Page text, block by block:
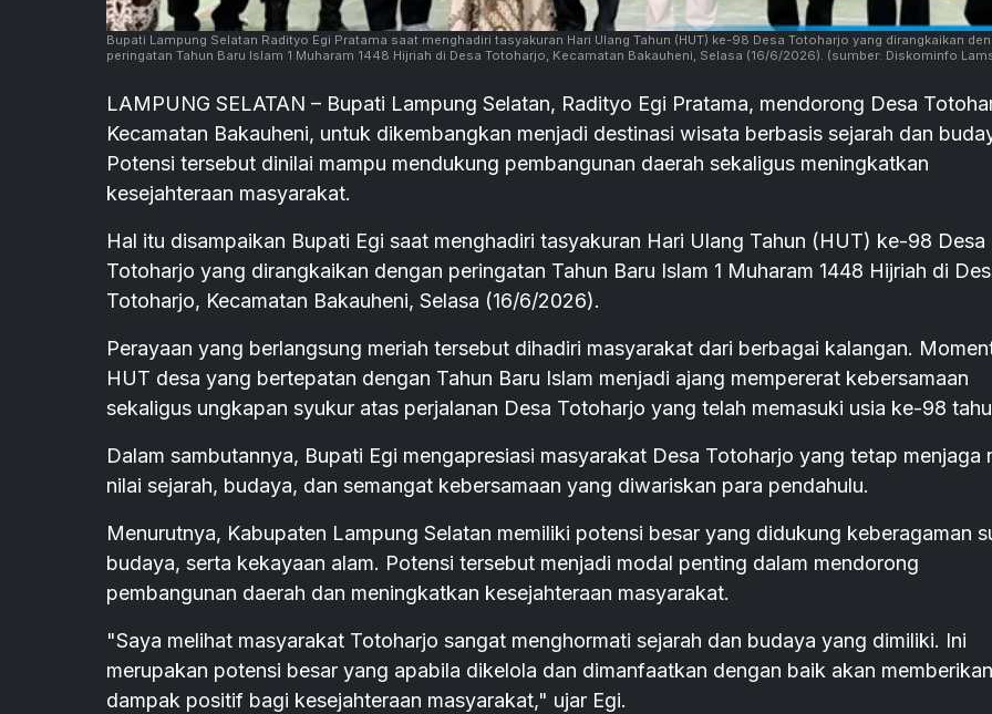
Bupati Lampung Selatan Radityo Egi Pratama saat menghadiri tasyakuran Hari Ulang Tahun (HUT) ke-98 Desa Totoharjo yang dirangkaikan
peringatan Tahun Baru Islam 1 Muharam 1448 Hijriah di Desa Totoharjo, Kecamatan Bakauheni, Selasa (16/6/2026). (sumber: Diskominfo
LAMPUNG SELATAN – Bupati Lampung Selatan, Radityo Egi Pratama, mendorong Desa
Kecamatan Bakauheni, untuk dikembangkan menjadi destinasi wisata berbasis sejarah dan
Potensi tersebut dinilai mampu mendukung pembangunan daerah sekaligus meningkatkan
kesejahteraan masyarakat.
Hal itu disampaikan Bupati Egi saat menghadiri tasyakuran Hari Ulang Tahun (HUT) ke-98 Desa
Totoharjo yang dirangkaikan dengan peringatan Tahun Baru Islam 1 Muharam 1448 Hijriah di
Totoharjo, Kecamatan Bakauheni, Selasa (16/6/2026).
Perayaan yang berlangsung meriah tersebut dihadiri masyarakat dari berbagai kalangan.
HUT desa yang bertepatan dengan Tahun Baru Islam menjadi ajang mempererat kebersamaan
sekaligus ungkapan syukur atas perjalanan Desa Totoharjo yang telah memasuki usia ke-98
Dalam sambutannya, Bupati Egi mengapresiasi masyarakat Desa Totoharjo yang tetap menjaga
nilai sejarah, budaya, dan semangat kebersamaan yang diwariskan para pendahulu.
Menurutnya, Kabupaten Lampung Selatan memiliki potensi besar yang didukung keberagaman
budaya, serta kekayaan alam. Potensi tersebut menjadi modal penting dalam mendorong
pembangunan daerah dan meningkatkan kesejahteraan masyarakat.
"Saya melihat masyarakat Totoharjo sangat menghormati sejarah dan budaya yang dimiliki. Ini
merupakan potensi besar yang apabila dikelola dan dimanfaatkan dengan baik akan memberikan
dampak positif bagi kesejahteraan masyarakat," ujar Egi.